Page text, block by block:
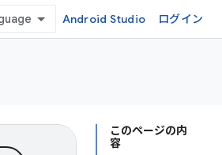
Android Studio ログイン
このページの内
容